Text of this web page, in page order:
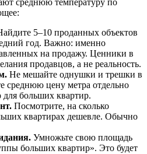
5–10 проданных объектов
год. Важно: именно
на продажу. Ценники в
продавцов, а не реальность.
Не мешайте однушки и трешки в
среднюю цену метра отдельно
больших квартир.
Посмотрите, на сколько
квартирах дешевле. Обычно
Умножьте свою площадь
больших квартир». Это будет